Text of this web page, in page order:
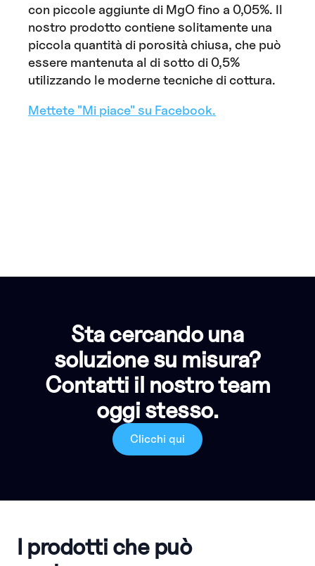
con piccole aggiunte di MgO fino a 0,05%. Il
nostro prodotto contiene solitamente una
piccola quantità di porosità chiusa, che può
essere mantenuta al di sotto di 0,5%
utilizzando le moderne tecniche di cottura.
Mettete "Mi piace" su Facebook.
Sta cercando una
soluzione su misura?
Contatti il nostro team
oggi stesso.
Clicchi qui
I prodotti che può